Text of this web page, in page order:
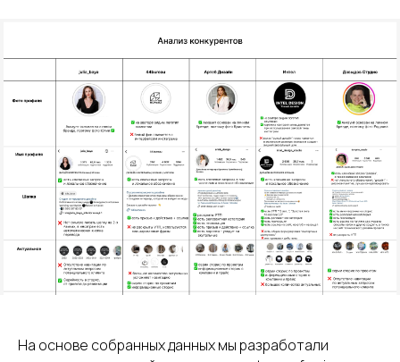
На основе собранных данных мы разработали